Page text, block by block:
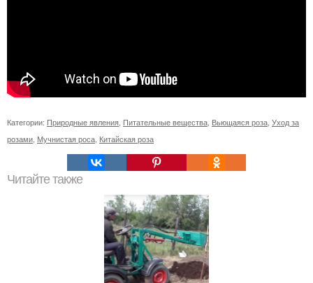
Категории: Природные явления Питательные вещества Вьющаяся роза Уход за
розами Мучнистая роса Китайская роза
Читайте также